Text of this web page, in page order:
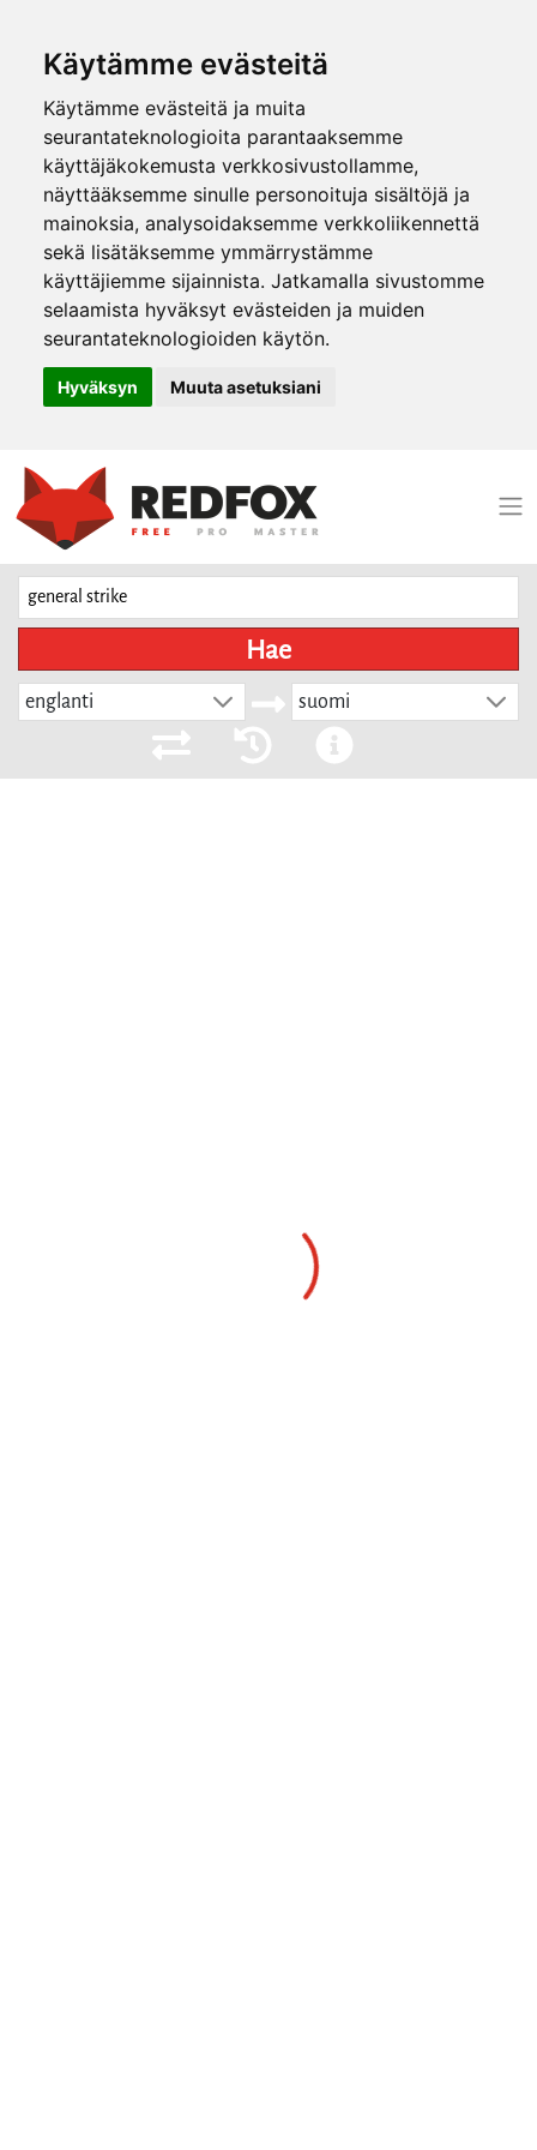
Käytämme evästeitä
Käytämme evästeitä ja muita
seurantateknologioita parantaaksemme
käyttäjäkokemusta verkkosivustollamme,
näyttääksemme sinulle personoituja sisältöjä ja
mainoksia, analysoidaksemme verkkoliikennettä
sekä lisätäksemme ymmärrystämme
käyttäjiemme sijainnista. Jatkamalla sivustomme
selaamista hyväksyt evästeiden ja muiden
seurantateknologioiden käytön.
Hyväksyn Muuta asetuksiani
Hae
englanti suomi